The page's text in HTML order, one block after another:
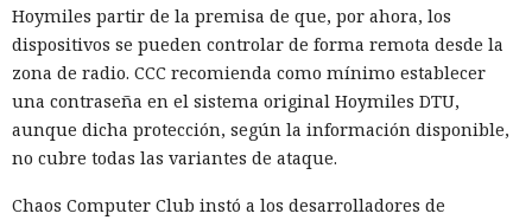
Hoymiles partir de la premisa de que, por ahora, los
dispositivos se pueden controlar de forma remota desde la
zona de radio. CCC recomienda como mínimo establecer
una contraseña en el sistema original Hoymiles DTU,
aunque dicha protección, según la información disponible,
no cubre todas las variantes de ataque.
Chaos Computer Club instó a los desarrolladores de